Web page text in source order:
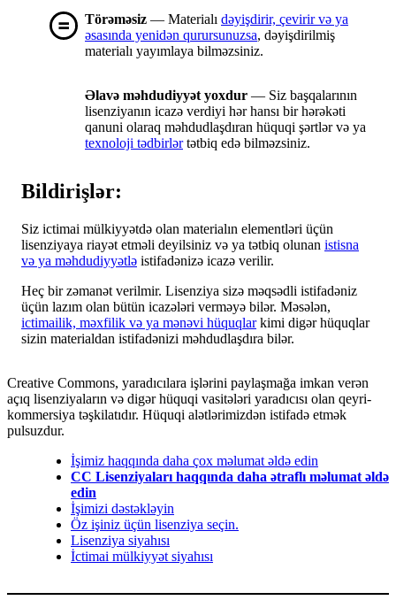
Törəməsiz — Materialı dəyişdirir, çevirir və ya
əsasında yenidən qurursunuzsa, dəyişdirilmiş
materialı yayımlaya bilməzsiniz.
Əlavə məhdudiyyət yoxdur — Siz başqalarının
lisenziyanın icazə verdiyi hər hansı bir hərəkəti
qanuni olaraq məhdudlaşdıran hüquqi şərtlər və ya
texnoloji tədbirlərtətbiq edə bilməzsiniz.
Bildirişlər:
Siz ictimai mülkiyyətdə olan materialın elementləri üçün
lisenziyaya riayət etməli deyilsiniz və ya tətbiq olunan istisna
və ya məhdudiyyətlə istifadənizə icazə verilir.
Heç bir zəmanət verilmir. Lisenziya sizə məqsədli istifadəniz
üçün lazım olan bütün icazələri verməyə bilər. Məsələn,
ictimailik, məxfilik və ya mənəvi hüquqlarkimi digər hüquqlar
sizin materialdan istifadənizi məhdudlaşdıra bilər.
Creative Commons, yaradıcılara işlərini paylaşmağa imkan verən
açıq lisenziyaların və digər hüquqi vasitələri yaradıcısı olan qeyri-
kommersiya təşkilatıdır. Hüquqi alətlərimizdən istifadə etmək
pulsuzdur.
İşimiz haqqında daha çox məlumat əldə edin
CC Lisenziyaları haqqında daha ətraflı məlumat əldə
edin
İşimizi dəstəkləyin
Öz işiniz üçün lisenziya seçin.
Lisenziya siyahısı
İctimai mülkiyyət siyahısı